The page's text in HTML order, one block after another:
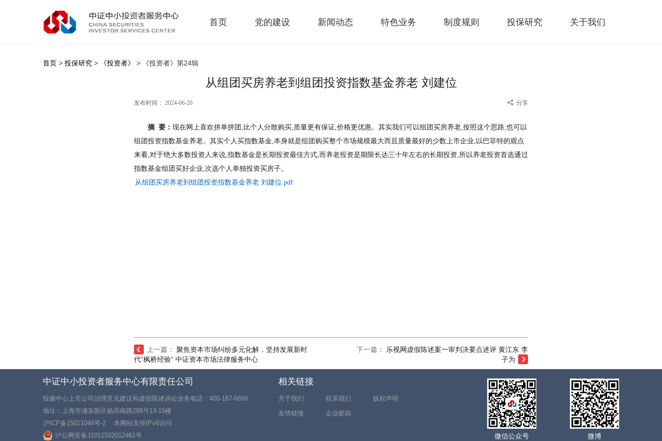
首页 党的建设 新闻动态 特色业务 制度规则 投保研究 关于我们
首页 > 投保研究 > 《投资者》 > 《投资者》第24辑
从组团买房养老到组团投资指数基金养老 刘建位
发布时间： 2024-06-26 分享
摘 要： 现在网上喜欢拼单拼团,比个人分散购买,质量更有保证,价格更优惠。其实我们可以组团买房养老,按照这个思路,也可以
组团投资指数基金养老。其实个人买指数基金,本身就是组团购买整个市场规模最大而且质量最好的少数上市企业,以巴菲特的观点
来看,对于绝大多数投资人来说,指数基金是长期投资最佳方式,而养老投资是期限长达三十年左右的长期投资,所以养老投资首选通过
指数基金组团买好企业,次选个人单独投资买房子。
从组团买房养老到组团投资指数基金养老 刘建位.pdf
上一篇：
聚焦资本市场纠纷多元化解，坚持发展新时
代“枫桥经验” 中证资本市场法律服务中心
下一篇：
乐视网虚假陈述案一审判决要点述评 黄江东 李
子为
中证中小投资者服务中心有限责任公司
投服中心上市公司治理意见建议和虚假陈述诉讼业务电话：400-187-6699
地址：上海市浦东新区杨高南路288号13-15楼
沪ICP备15011044号-2 本网站支持IPv6访问
沪公网安备31011502012461号
相关链接
关于我们 联系我们
版权声明
友情链接
企业邮箱
微博
微信公众号